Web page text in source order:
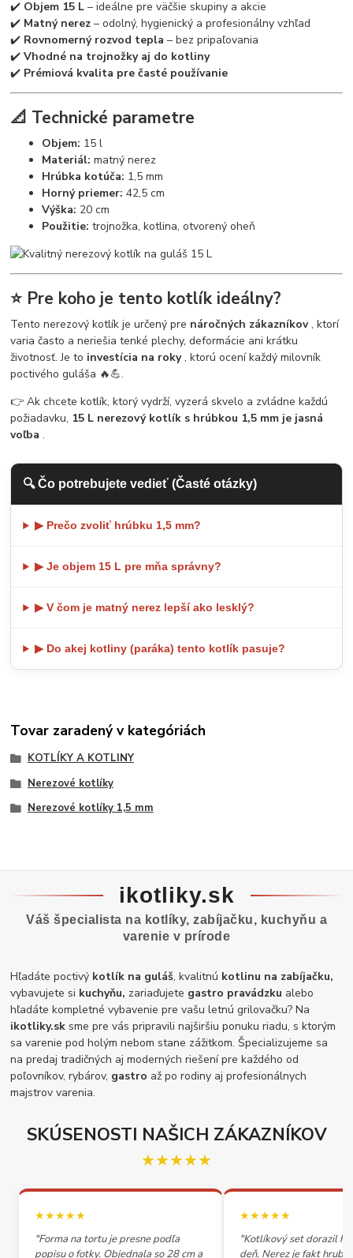
✔️ Objem 15 L – ideálne pre väčšie skupiny a akcie
✔️ Matný nerez – odolný, hygienický a profesionálny vzhľad
✔️ Rovnomerný rozvod tepla – bez pripaľovania
✔️Vhodné na trojnožky aj do kotliny
✔️ Prémiová kvalita pre časté používanie
📐 Technické parametre
Objem: 15 l
Materiál: matný nerez
Hrúbka kotúča: 1,5 mm
Horný priemer: 42,5 cm
Výška: 20 cm
Použitie: trojnožka, kotlina, otvorený oheň
⭐ Pre koho je tento kotlík ideálny?
Tento nerezový kotlík je určený pre náročných zákazníkov, ktorí
varia často a neriešia tenké plechy, deformácie ani krátku
životnosť. Je to investícia na roky, ktorú ocení každý milovník
poctivého guláša 🔥💪.
👉 Ak chcete kotlík, ktorý vydrží, vyzerá skvelo a zvládne každú
požiadavku, 15 L nerezový kotlík s hrúbkou 1,5 mm je jasná
voľba .
🔍 Čo potrebujete vedieť (Časté otázky)
▶ Prečo zvoliť hrúbku 1,5 mm?
▶ Je objem 15 L pre mňa správny?
▶ V čom je matný nerez lepší ako lesklý?
▶ Do akej kotliny (paráka) tento kotlík pasuje?
Tovar zaradený v kategóriách
KOTLÍKY A KOTLINY
Nerezové kotlíky
Nerezové kotlíky 1,5 mm
ikotliky.sk
Váš špecialista na kotlíky, zabíjačku, kuchyňu a
varenie v prírode
Hľadáte poctivý kotlík na guláš, kvalitnú kotlinu na zabíjačku,
vybavujete si kuchyňu, zariaďujete gastro pravádzku alebo
hľadáte kompletné vybavenie pre vašu letnú grilovačku? Na
ikotliky.sk sme pre vás pripravili najširšiu ponuku riadu, s ktorým
sa varenie pod holým nebom stane zážitkom. Špecializujeme sa
na predaj tradičných aj moderných riešení pre každého od
poľovníkov, rybárov, gastro až po rodiny aj profesionálnych
majstrov varenia.
SKÚSENOSTI NAŠICH ZÁKAZNÍKOV
★★★★★
★★★★★
"Forma na tortu je presne podľa
popisu o fotky. Objednala so 28 cm a
★★★★★
"Kotlíkový set dorazil
deň. Nerez je fakt